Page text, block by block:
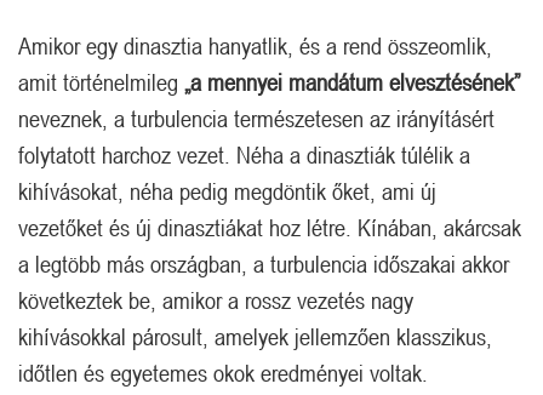
Amikor egy dinasztia hanyatlik, és a rend összeomlik,
amit történelmileg „a mennyei mandátum elvesztésének”
neveznek, a turbulencia természetesen az irányításért
folytatott harchoz vezet. Néha a dinasztiák túlélik a
kihívásokat, néha pedig megdöntik őket, ami új
vezetőket és új dinasztiákat hoz létre. Kínában, akárcsak
a legtöbb más országban, a turbulencia időszakai akkor
következtek be, amikor a rossz vezetés nagy
kihívásokkal párosult, amelyek jellemzően klasszikus,
időtlen és egyetemes okok eredményei voltak.